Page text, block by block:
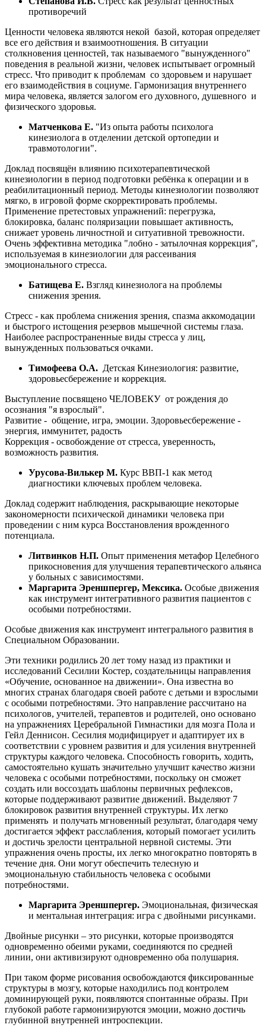
противоречий
Ценности человека являются некой базой, которая определяет
все его действия и взаимоотношения. В ситуации
столкновения ценностей, так называемого "вынужденного"
поведения в реальной жизни, человек испытывает огромный
стресс. Что приводит к проблемам со здоровьем и нарушает
его взаимодействия в социуме. Гармонизация внутреннего
мира человека, является залогом его духовного, душевного и
физического здоровья.
Матченкова Е. "Из опыта работы психолога
кинезиолога в отделении детской ортопедии и
травмотологии".
Доклад посвящён влиянию психотерапевтической
кинезиологии в период подготовки ребёнка к операции и в
реабилитационный период. Методы кинезиологии позволяют
мягко, в игровой форме скорректировать проблемы.
Применение претестовых упражнений: перегрузка,
блокировка, баланс поляризации повышает активность,
снижает уровень личностной и ситуативной тревожности.
Очень эффективна методика "лобно - затылочная коррекция",
используемая в кинезиологии для рассеивания
эмоционального стресса.
Батищева Е. Взгляд кинезиолога на проблемы
снижения зрения.
Стресс - как проблема снижения зрения, спазма аккомодации
и быстрого истощения резервов мышечной системы глаза.
Наиболее распространенные виды стресса у лиц,
вынужденных пользоваться очками.
Тимофеева О.А. Детская Кинезиология: развитие,
здоровьесбережение и коррекция.
Выступление посвящено ЧЕЛОВЕКУ от рождения до
осознания "я взрослый".
Развитие - общение, игра, эмоции. Здоровьесбережение -
энергия, иммунитет, радость
Коррекция - освобождение от стресса, уверенность,
возможность развития.
Урусова-Вилькер М. Курс ВВП-1 как метод
диагностики ключевых проблем человека.
Доклад содержит наблюдения, раскрывающие некоторые
закономерности психической динамики человека при
проведении с ним курса Восстановления врожденного
потенциала.
Литвинков Н.П. Опыт применения метафор Целебного
прикосновения для улучшения терапевтического альянса
у больных с зависимостями.
Маргарита Эреншпергер, Мексика. Особые движения
как инструмент интегративного развития пациентов с
особыми потребностями.
Особые движения как инструмент интегрального развития в
Специальном Образовании.
Эти техники родились 20 лет тому назад из практики и
исследований Сесилии Костер, создательницы направления
«Обучение, основанное на движении». Она известна во
многих странах благодаря своей работе с детьми и взрослыми
с особыми потребностями. Это направление рассчитано на
психологов, учителей, терапевтов и родителей, оно основано
на упражнениях Церебральной Гимнастики для мозга Пола и
Гейл Деннисон. Сесилия модифицирует и адаптирует их в
соответствии с уровнем развития и для усиления внутренней
структуры каждого человека. Способность говорить, ходить,
самостоятельно кушать значительно улучшит качество жизни
человека с особыми потребностями, поскольку он сможет
создать или воссоздать шаблоны первичных рефлексов,
которые поддерживают развитие движений. Выделяют 7
блокировок развития внутренней структуры. Их легко
применять и получать мгновенный результат, благодаря чему
достигается эффект расслабления, который помогает усилить
и достичь зрелости центральной нервной системы. Эти
упражнения очень просты, их легко многократно повторять в
течение дня. Они могут обеспечить телесную и
эмоциональную стабильность человека с особыми
потребностями.
Маргарита Эреншпергер. Эмоциональная, физическая
и ментальная интеграция: игра с двойными рисунками.
Двойные рисунки – это рисунки, которые производятся
одновременно обеими руками, соединяются по средней
линии, они активизируют одновременно оба полушария.
При таком форме рисования освобождаются фиксированные
структуры в мозгу, которые находились под контролем
доминирующей руки, появляются спонтанные образы. При
глубокой работе гармонизируются эмоции, можно достичь
глубинной внутренней интроспекции.